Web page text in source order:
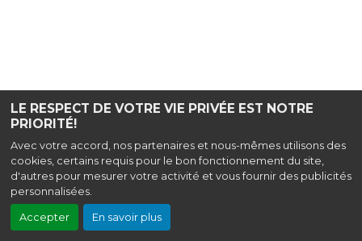
LE RESPECT DE VOTRE VIE PRIVÉE EST NOTRE
PRIORITÉ!
Avec votre accord, nos partenaires et nous-mêmes utilisons des
cookies, certains requis pour le bon fonctionnement du site,
d'autres pour mesurer votre activité et vous fournir des publicités
personnalisées.
Accepter En savoir plus